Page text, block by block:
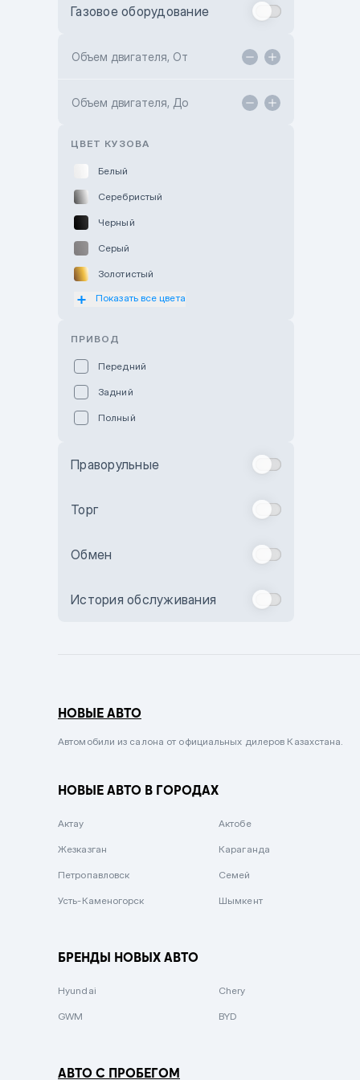
Toyota Kokshetau
Hyundai ShymCity
Газовое оборудование
Объем двигателя, От
Объем двигателя, До
ЦВЕТ КУЗОВА
Белый
Серебристый
Черный
Серый
Золотистый
Оранжевый
Бежевый
Комбинированный
Сиреневый металлик
Вишневый
Зеленый металлик
Показать все цвета
ПРИВОД
Передний
Задний
Полный
Праворульные
Торг
Обмен
История обслуживания
НОВЫЕ АВТО
Автомобили из салона от официальных дилеров Казахстана.
НОВЫЕ АВТО В ГОРОДАХ
Актау Актобе
Жезказган Караганда
Петропавловск Семей
Усть-Каменогорск Шымкент
БРЕНДЫ НОВЫХ АВТО
Hyundai Chery
GWM BYD
АВТО С ПРОБЕГОМ